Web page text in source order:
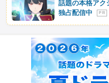
話題の本格ア
独占配信中
P R